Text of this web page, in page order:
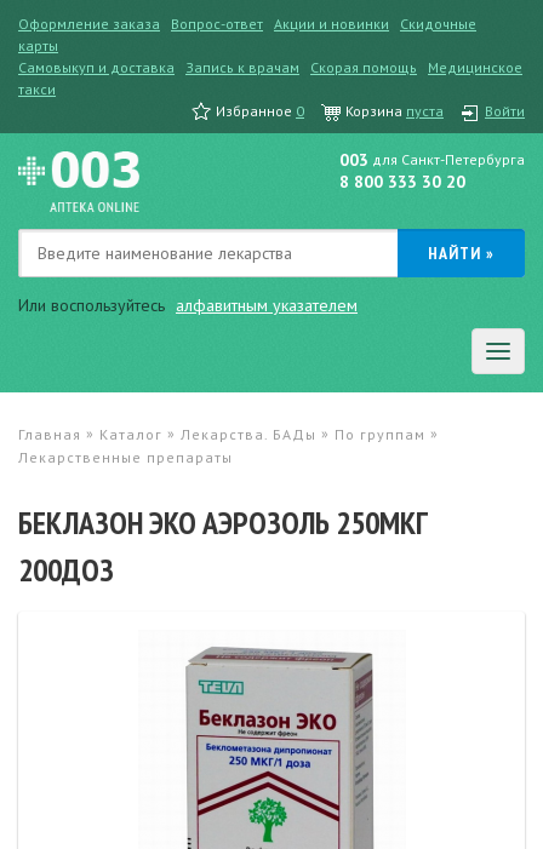
Оформление заказа Вопрос-ответ Акции и новинки
Скидочные
карты
Самовыкуп и доставка
Запись к врачам Скорая помощь
Медицинское
такси
Избранное 0 Корзина пуста Войти
Или воспользуйтесь алфавитным указателем
003 для Санкт-Петербурга
8 800 333 30 20
Главная » Каталог » Лекарства. БАДы » По группам »
Лекарственные препараты
БЕКЛАЗОН ЭКО АЭРОЗОЛЬ 250МКГ
200ДОЗ